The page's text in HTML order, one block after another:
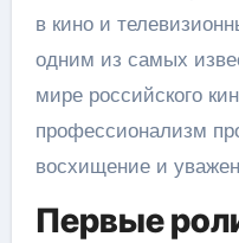
в кино и
одним из самых
мире российского
профессионализм
восхищение и
Первые